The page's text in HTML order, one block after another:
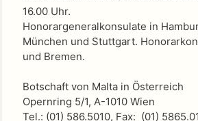
16.00 Uhr.
Honorargeneralkonsulate in
München und Stuttgart.
und Bremen.
Botschaft von Malta in Österreich
Opernring 5/1, A-1010 Wien
Tel.: (01) 586.5010, Fax: (01)